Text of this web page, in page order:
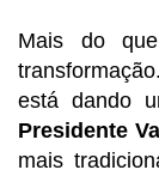
Mais do
está dando
Presidente
mais